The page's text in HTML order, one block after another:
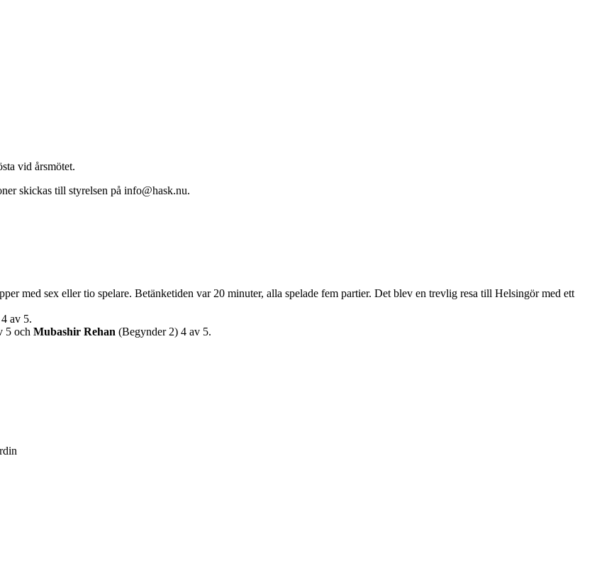
vid årsmötet.
skickas till styrelsen på info@hask.nu.
med sex eller tio spelare. Betänketiden var 20 minuter, alla spelade fem partier. Det blev en trevlig resa till Helsingör med ett
av 5.
5 och Mubashir Rehan (Begynder 2) 4 av 5.